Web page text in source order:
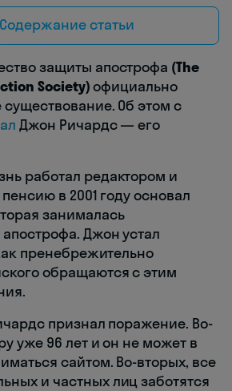
Содержание статьи
защиты апострофа (The
Society)официально
существование. Об этом с
Джон Ричардс — его
работал редактором и
в 2001 году основал
занималась
Джон устал
пренебрежительно
обращаются с этим
признал поражение. Во-
уже 96 лет и он не может в
сайтом. Во-вторых, все
и частных лиц заботятся